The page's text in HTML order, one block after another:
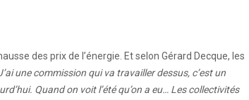
des prix de l’énergie. Et selon Gérard Decque, les
une commission qui va travailler dessus, c’est un
Quand on voit l’été qu’on a eu… Les collectivités